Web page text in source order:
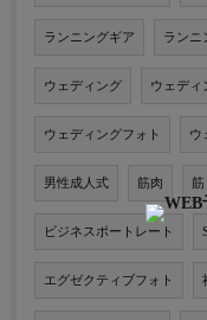
ランニングギア ランニ
ウェディング ウェディ
ウェディングフォト ウ
男性成人式 筋肉 筋
ビジネスポートレート
エグゼクティブフォト